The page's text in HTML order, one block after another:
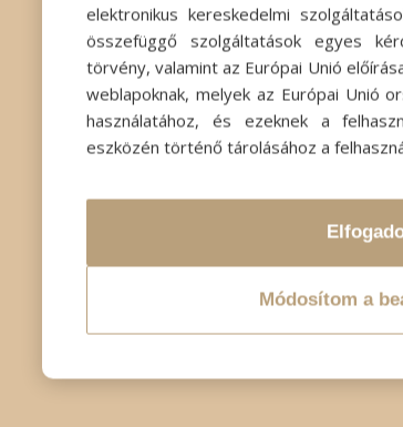
elektronikus kereskedelmi
összefüggő szolgáltatások egyes
törvény, valamint az Európai Unió
weblapoknak, melyek az Európai Unió
használatához, és ezeknek a
eszközén történő tárolásához a
Módosítom a